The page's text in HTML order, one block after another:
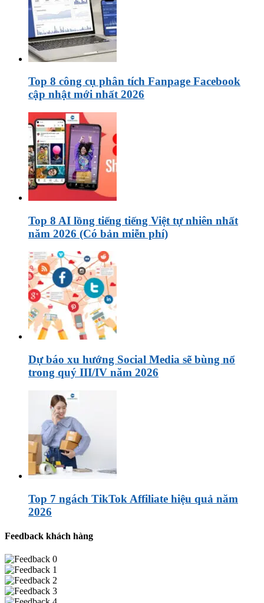
Top 8 công cụ phân tích Fanpage Facebook
cập nhật mới nhất 2026
Top 8 AI lồng tiếng tiếng Việt tự nhiên nhất
năm 2026 (Có bản miễn phí)
Dự báo xu hướng Social Media sẽ bùng nổ
trong quý III/IV năm 2026
Top 7 ngách TikTok Affiliate hiệu quả năm
2026
Feedback khách hàng